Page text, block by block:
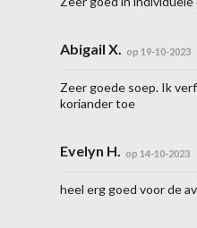
Abigail X. op 19-10-2023
Zeer goede soep. Ik
koriander toe
Evelyn H. op 14-10-2023
heel erg goed voor de